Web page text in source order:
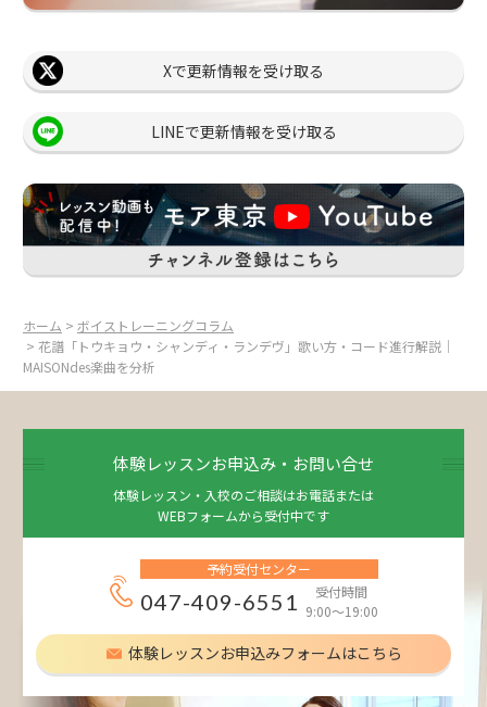
Xで更新情報を受け取る
LINEで更新情報を受け取る
ホーム > ボイストレーニングコラム
> 花譜「トウキョウ・シャンディ・ランデヴ」歌い方・コード進行解説｜
MAISONdes楽曲を分析
体験レッスンお申込み・お問い合せ
体験レッスン・入校のご相談はお電話または
WEBフォームから受付中です
予約受付センター
047-409-6551
受付時間
9:00～19:00
体験レッスンお申込みフォームはこちら